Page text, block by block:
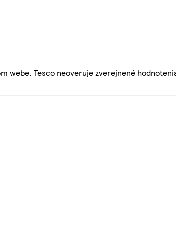
webe. Tesco neoveruje zverejnené